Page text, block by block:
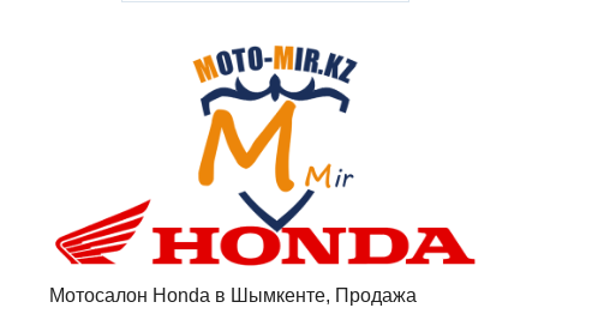
Мотосалон Honda в Шымкенте, Продажа